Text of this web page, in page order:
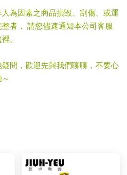
為因素之商品損毀、刮傷、或運
者， 請您儘速通知本公司客服
。
問，歡迎先與我們聊聊，不要心